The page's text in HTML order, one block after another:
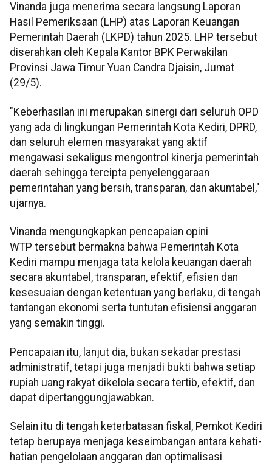
Vinanda juga menerima secara langsung Laporan
Hasil Pemeriksaan (LHP) atas Laporan Keuangan
Pemerintah Daerah (LKPD) tahun 2025. LHP tersebut
diserahkan oleh Kepala Kantor BPK Perwakilan
Provinsi Jawa Timur Yuan Candra Djaisin, Jumat
(29/5).
"Keberhasilan ini merupakan sinergi dari seluruh OPD
yang ada di lingkungan Pemerintah Kota Kediri, DPRD,
dan seluruh elemen masyarakat yang aktif
mengawasi sekaligus mengontrol kinerja pemerintah
daerah sehingga tercipta penyelenggaraan
pemerintahan yang bersih, transparan, dan akuntabel,"
ujarnya.
Vinanda mengungkapkan pencapaian opini
WTP tersebut bermakna bahwa Pemerintah Kota
Kediri mampu menjaga tata kelola keuangan daerah
secara akuntabel, transparan, efektif, efisien dan
kesesuaian dengan ketentuan yang berlaku, di tengah
tantangan ekonomi serta tuntutan efisiensi anggaran
yang semakin tinggi.
Pencapaian itu, lanjut dia, bukan sekadar prestasi
administratif, tetapi juga menjadi bukti bahwa setiap
rupiah uang rakyat dikelola secara tertib, efektif, dan
dapat dipertanggungjawabkan.
Selain itu di tengah keterbatasan fiskal, Pemkot Kediri
tetap berupaya menjaga keseimbangan antara kehati-
hatian pengelolaan anggaran dan optimalisasi